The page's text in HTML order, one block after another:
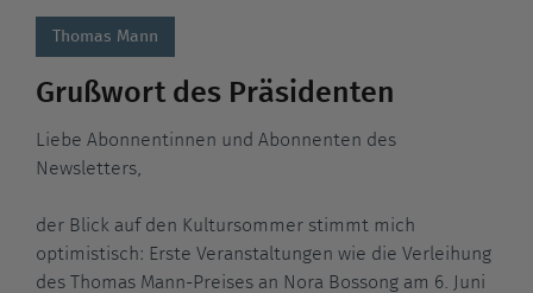
Thomas Mann
Grußwort des Präsidenten
Liebe Abonnentinnen und Abonnenten des
Newsletters,
der Blick auf den Kultursommer stimmt mich
optimistisch: Erste Veranstaltungen wie die Verleihung
des Thomas Mann-Preises an Nora Bossong am 6. Juni